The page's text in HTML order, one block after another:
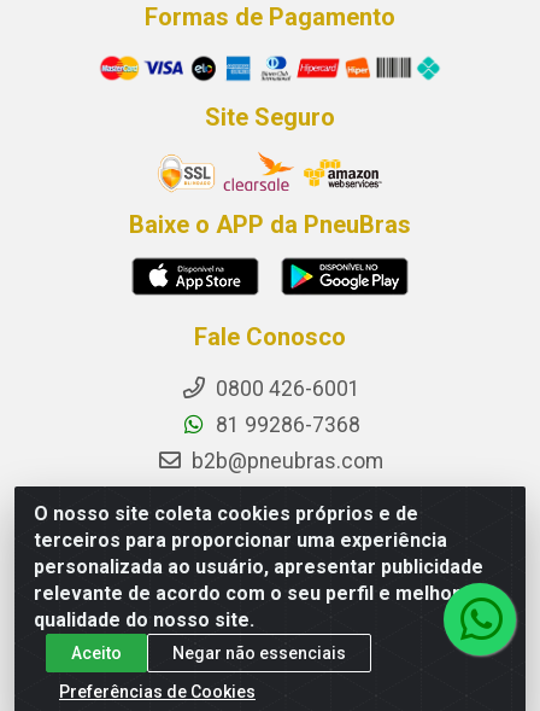
O nosso site coleta cookies próprios e de
terceiros para proporcionar uma experiência
personalizada ao usuário, apresentar publicidade
relevante de acordo com o seu perfil e melhorar a
qualidade do nosso site.
Aceito
Negar não essenciais
Preferências de Cookies
Formas de Pagamento
Site Seguro
Baixe o APP da PneuBras
Fale Conosco
0800 426-6001
81 99286-7368
b2b@pneubras.com
Instagram
Facebook
Privacidade e Dados (DPO):
dpo.pneubras@pneubras.com